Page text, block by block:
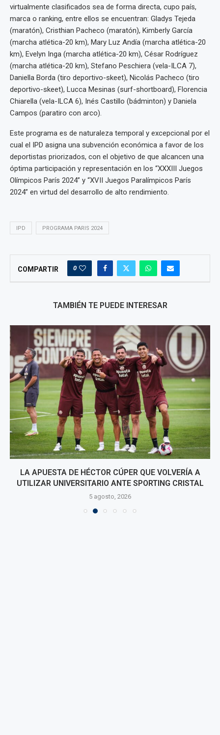
virtualmente clasificados sea de forma directa, cupo país,
marca o ranking, entre ellos se encuentran: Gladys Tejeda
(maratón), Cristhian Pacheco (maratón), Kimberly García
(marcha atlética-20 km), Mary Luz Andía (marcha atlética-20
km), Evelyn Inga (marcha atlética-20 km), César Rodríguez
(marcha atlética-20 km), Stefano Peschiera (vela-ILCA 7),
Daniella Borda (tiro deportivo-skeet), Nicolás Pacheco (tiro
deportivo-skeet), Lucca Mesinas (surf-shortboard), Florencia
Chiarella (vela-ILCA 6), Inés Castillo (bádminton) y Daniela
Campos (paratiro con arco).
Este programa es de naturaleza temporal y excepcional por el
cual el IPD asigna una subvención económica a favor de los
deportistas priorizados, con el objetivo de que alcancen una
óptima participación y representación en los “XXXIII Juegos
Olímpicos París 2024” y “XVII Juegos Paralímpicos París
2024” en virtud del desarrollo de alto rendimiento.
IPD PROGRAMA PARIS 2024
COMPARTIR 0
TAMBIÉN TE PUEDE INTERESAR
LA APUESTA DE HÉCTOR CÚPER QUE VOLVERÍA A
UTILIZAR UNIVERSITARIO ANTE SPORTING CRISTAL
5 agosto, 2026